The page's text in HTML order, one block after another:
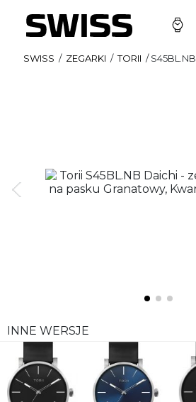
SWISS / ZEGARKI / TORII /S45BL.NB
INNE WERSJE